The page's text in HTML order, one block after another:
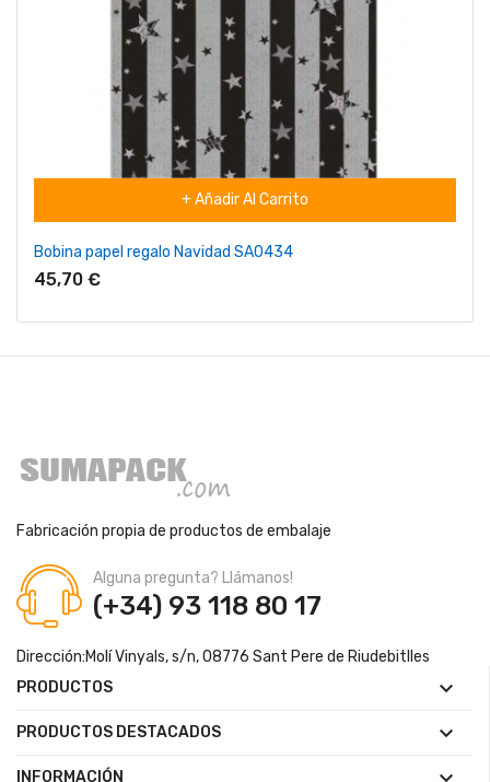
+ Añadir Al Carrito
Bobina papel regalo Navidad SA0434
45,70 €
Fabricación propia de productos de embalaje
Alguna pregunta? Llámanos!
(+34) 93 118 80 17
Dirección:Molí Vinyals, s/n, 08776 Sant Pere de Riudebitlles
PRODUCTOS

PRODUCTOS DESTACADOS 
INFORMACIÓN